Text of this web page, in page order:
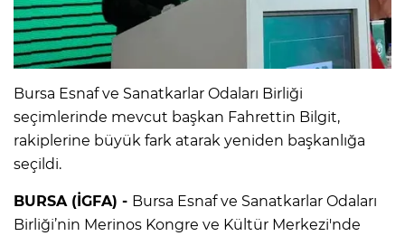
Bursa Esnaf ve Sanatkarlar Odaları Birliği
seçimlerinde mevcut başkan Fahrettin Bilgit,
rakiplerine büyük fark atarak yeniden başkanlığa
seçildi.
BURSA (İGFA) - Bursa Esnaf ve Sanatkarlar Odaları
Birliği’nin Merinos Kongre ve Kültür Merkezi'nde